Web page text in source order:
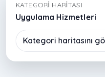
KATEGORI HARITASI
Uygulama Hizmetleri
Kategori haritasını